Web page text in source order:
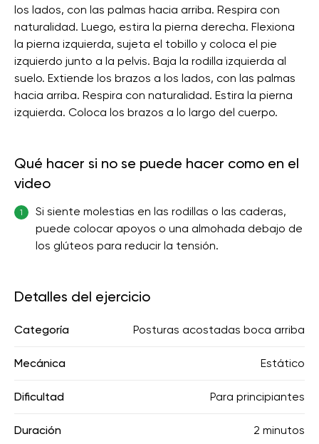
los lados, con las palmas hacia arriba. Respira con
naturalidad. Luego, estira la pierna derecha. Flexiona
la pierna izquierda, sujeta el tobillo y coloca el pie
izquierdo junto a la pelvis. Baja la rodilla izquierda al
suelo. Extiende los brazos a los lados, con las palmas
hacia arriba. Respira con naturalidad. Estira la pierna
izquierda. Coloca los brazos a lo largo del cuerpo.
Qué hacer si no se puede hacer como en el
video
1
Si siente molestias en las rodillas o las caderas,
puede colocar apoyos o una almohada debajo de
los glúteos para reducir la tensión.
Detalles del ejercicio
Categoría Posturas acostadas boca arriba
Mecánica Estático
Dificultad Para principiantes
Duración 2 minutos